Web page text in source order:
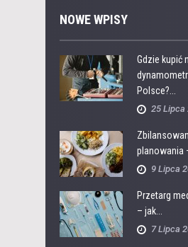
NOWE WPISY
Gdzie kupić
Polsce?...
25 Lipca
planowania
9 Lipca
Przetarg
– jak...
7 Lipca